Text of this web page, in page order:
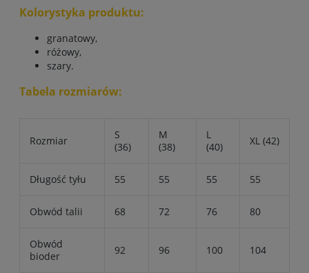
Kolorystyka produktu:
granatowy,
różowy,
szary.
Tabela rozmiarów:
Rozmiar
S
(36)
M
(38)
L
(40)
XL (42)
Długość tyłu 55 55 55 55
Obwód talii 68 72 76 80
Obwód
bioder
92 96 100 104